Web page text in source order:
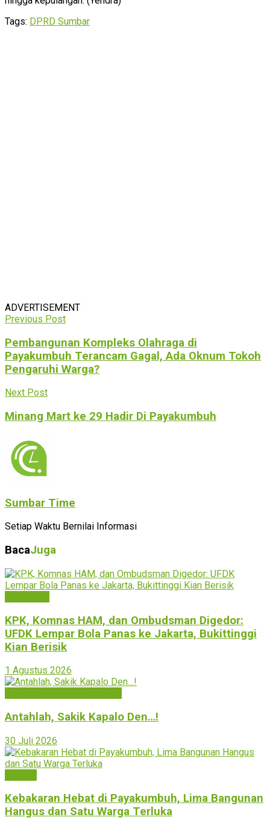
Tags: DPRD Sumbar
ADVERTISEMENT
Previous Post
Pembangunan Kompleks Olahraga di
Payakumbuh Terancam Gagal, Ada Oknum Tokoh
Pengaruhi Warga?
Next Post
Minang Mart ke 29 Hadir Di Payakumbuh
Sumbar Time
Setiap Waktu Bernilai Informasi
BacaJuga
KPK, Komnas HAM, dan Ombudsman Digedor:
UFDK Lempar Bola Panas ke Jakarta, Bukittinggi
Kian Berisik
1 Agustus 2026
Antahlah, Sakik Kapalo Den…!
30 Juli 2026
Kebakaran Hebat di Payakumbuh, Lima Bangunan
Hangus dan Satu Warga Terluka